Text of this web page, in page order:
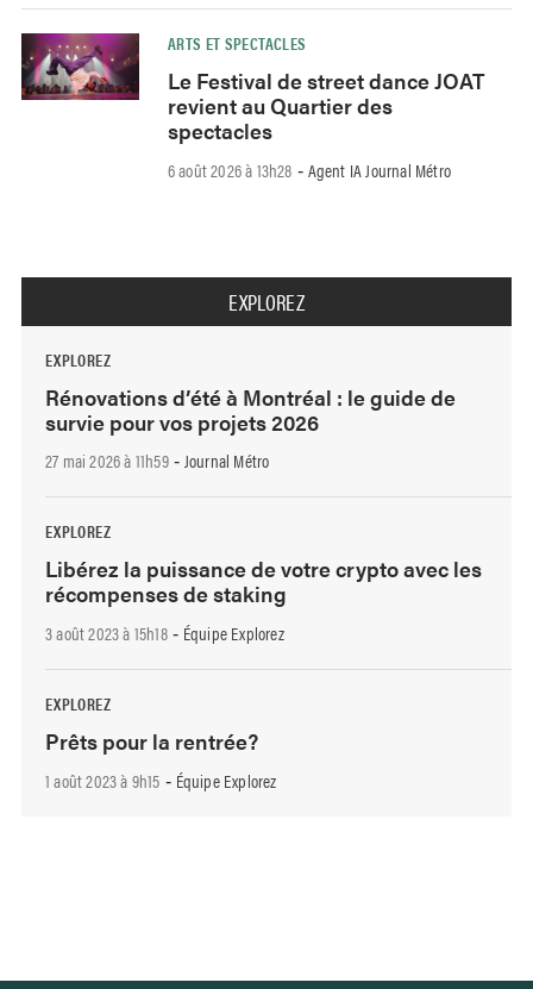
ARTS ET SPECTACLES
Le Festival de street dance JOAT
revient au Quartier des
spectacles
6 août 2026 à 13h28 - Agent IA Journal Métro
EXPLOREZ
EXPLOREZ
Rénovations d’été à Montréal : le guide de
survie pour vos projets 2026
27 mai 2026 à 11h59- Journal Métro
EXPLOREZ
Libérez la puissance de votre crypto avec les
récompenses de staking
3 août 2023 à 15h18- Équipe Explorez
EXPLOREZ
Prêts pour la rentrée?
1 août 2023 à 9h15 - Équipe Explorez